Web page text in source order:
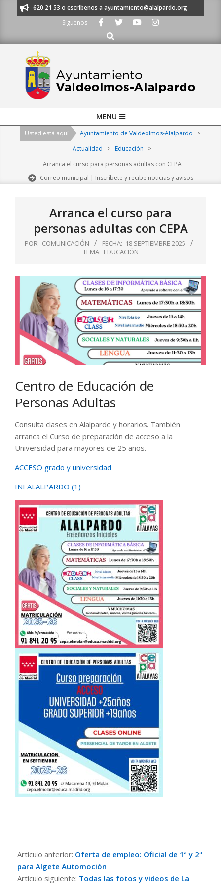
al 91 620 21 53 o escríbenos a ayuntamiento@alalpardo.org
Síguenos
Buscar
Navigation
MENU
Usted está aquí Ayuntamiento de Valdeolmos-Alalpardo
>
Actualidad
> Educación
>
Arranca el curso para personas adultas con CEPA
Correo municipal | Inscríbete y recibe noticias y avisos
Arranca el curso para
personas adultas con CEPA
POR: COMUNICACIÓN FECHA: 18 SEPTIEMBRE 2025
TEMA: EDUCACIÓN
Centro de Educación de
Personas Adultas
Consulta clases en Alalpardo y horarios. También
arranca el Curso de preparación de acceso a la
Universidad para mayores de 25 años.
ACCESO grado y universidad
INI ALALPARDO (1)
09-
18
Artículo anterior: Oferta de empleo: Oficial de 1ª y 2ª
para Algete Automoción
Artículo siguiente: Todas las fotos y videos de La